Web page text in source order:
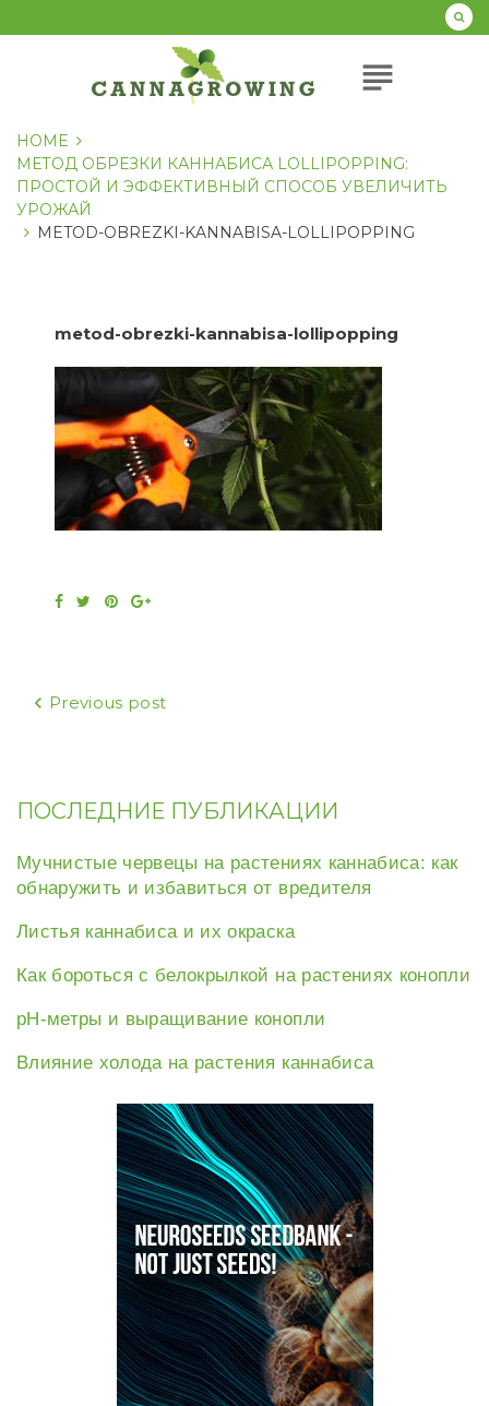
к
subject
HOME
МЕТОД ОБРЕЗКИ КАННАБИСА LOLLIPOPPING:
ПРОСТОЙ И ЭФФЕКТИВНЫЙ СПОСОБ УВЕЛИЧИТЬ
УРОЖАЙ
METOD-OBREZKI-KANNABISA-LOLLIPOPPING
metod-obrezki-kannabisa-lollipopping
Facebook
TwitterPinterestGoogle+
Навигация
Previous post
ПОСЛЕДНИЕ ПУБЛИКАЦИИ
Мучнистые червецы на растениях каннабиса: как
обнаружить и избавиться от вредителя
Листья каннабиса и их окраска
Как бороться с белокрылкой на растениях конопли
рН-метры и выращивание конопли
Влияние холода на растения каннабиса